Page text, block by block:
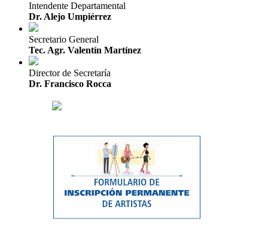
Intendente Departamental
Dr. Alejo Umpiérrez
Secretario General
Tec. Agr. Valentín Martínez
Director de Secretaría
Dr. Francisco Rocca